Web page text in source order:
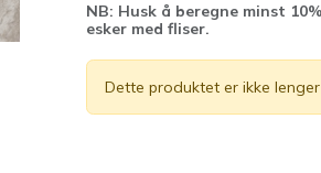
NB: Husk å beregne minst
esker med fliser.
Dette produktet er ikke